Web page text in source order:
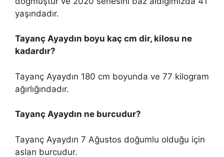
yaşındadır.
Tayanç Ayaydın boyu kaç cm dir, kilosu ne
kadardır?
Tayanç Ayaydın 180 cm boyunda ve 77 kilogram
ağırlığındadır.
Tayanç Ayaydın ne burcudur?
Tayanç Ayaydın 7 Ağustos doğumlu olduğu için
aslan burcudur.